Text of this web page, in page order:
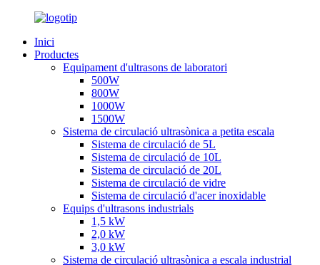
Inici
Productes
Equipament d'ultrasons de laboratori
500W
800W
1000W
1500W
Sistema de circulació ultrasònica a petita escala
Sistema de circulació de 5L
Sistema de circulació de 10L
Sistema de circulació de 20L
Sistema de circulació de vidre
Sistema de circulació d'acer inoxidable
Equips d'ultrasons industrials
1,5 kW
2,0 kW
3,0 kW
Sistema de circulació ultrasònica a escala industrial